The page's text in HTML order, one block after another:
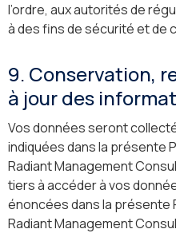
l’ordre, aux autorités de
à des fins de sécurité et de
9. Conservation,
à jour des
Vos données seront
indiquées dans la présente
Radiant Management
tiers à accéder à vos
énoncées dans la présente
Radiant Management